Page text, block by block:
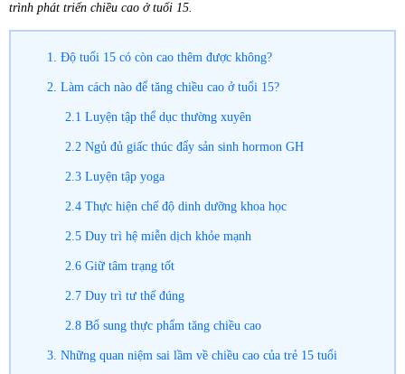
trình phát triển chiều cao ở tuổi 15.
1. Độ tuổi 15 có còn cao thêm được không?
2. Làm cách nào để tăng chiều cao ở tuổi 15?
2.1 Luyện tập thể dục thường xuyên
2.2 Ngủ đủ giấc thúc đẩy sản sinh hormon GH
2.3 Luyện tập yoga
2.4 Thực hiện chế độ dinh dưỡng khoa học
2.5 Duy trì hệ miễn dịch khỏe mạnh
2.6 Giữ tâm trạng tốt
2.7 Duy trì tư thế đúng
2.8 Bổ sung thực phẩm tăng chiều cao
3. Những quan niệm sai lầm về chiều cao của trẻ 15 tuổi